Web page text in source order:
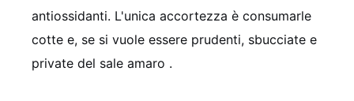
antiossidanti. L'unica accortezza è consumarle
cotte e, se si vuole essere prudenti, sbucciate e
private del sale amaro .